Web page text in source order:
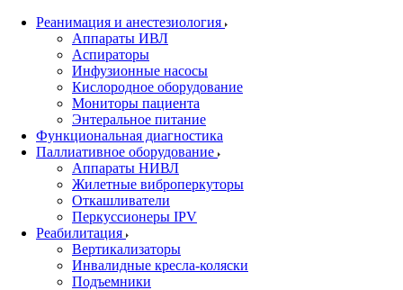
Реанимация и анестезиология
Аппараты ИВЛ
Аспираторы
Инфузионные насосы
Кислородное оборудование
Мониторы пациента
Энтеральное питание
Функциональная диагностика
Паллиативное оборудование
Аппараты НИВЛ
Жилетные виброперкуторы
Откашливатели
Перкуссионеры IPV
Реабилитация
Вертикализаторы
Инвалидные кресла-коляски
Подъемники